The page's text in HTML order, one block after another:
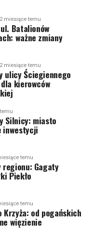
2 miesiące temu
Batalionów
ważne zmiany
2 miesiące temu
ulicy Ściegiennego
kierowców
Silnicy: miasto
inwestycji
temu
regionu: Gagaty
Piekło
temu
Krzyża: od pogańskich
więzienie